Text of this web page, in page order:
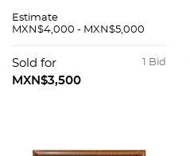
Firmado. Collage de
hojalata. 63.5 x 50
cm
Estimate
MXN$4,000 - MXN$5,000
1 Bid
Sold for
MXN$3,500